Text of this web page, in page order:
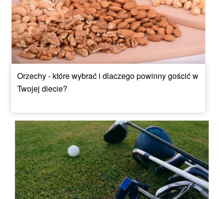
Orzechy - które wybrać i dlaczego powinny gościć w
Twojej diecie?